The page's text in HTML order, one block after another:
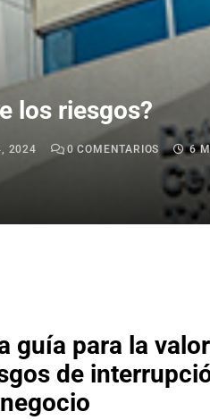
los riesgos?
2024 0 COMENTARIOS
6
guía para la
de